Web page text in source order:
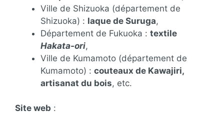
Ville de Shizuoka (département de
Shizuoka) : laque de Suruga,
Département de Fukuoka : textile
Hakata-ori,
Ville de Kumamoto (département de
Kumamoto) : couteaux de Kawajiri,
artisanat du bois, etc.
Site web :